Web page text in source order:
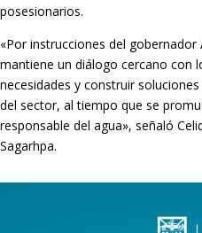
posesionarios.
«Por instrucciones del
mantiene un diálogo cercano con
necesidades y construir
del sector, al tiempo que se
responsable del agua», señaló
Sagarhpa.